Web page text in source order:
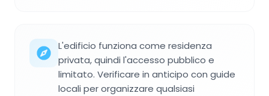
L'edificio funziona come residenza
privata, quindi l'accesso pubblico e
limitato. Verificare in anticipo con guide
locali per organizzare qualsiasi